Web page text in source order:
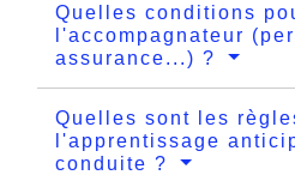
Quelles conditions
l'accompagnateur
assurance...) ?
Quelles sont les
l'apprentissage
conduite ?